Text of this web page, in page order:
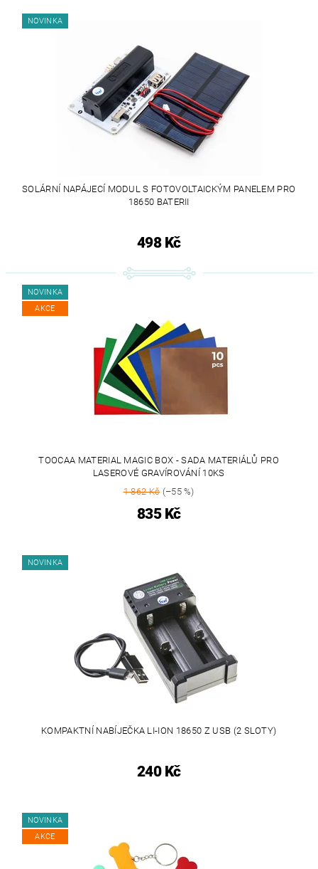
NOVINKA
SOLÁRNÍ NAPÁJECÍ MODUL S FOTOVOLTAICKÝM PANELEM PRO
18650 BATERII
498 Kč
NOVINKA
AKCE
TOOCAA MATERIAL MAGIC BOX - SADA MATERIÁLŮ PRO
LASEROVÉ GRAVÍROVÁNÍ 10KS
1 862 Kč(–55 %)
835 Kč
NOVINKA
KOMPAKTNÍ NABÍJEČKA LI-ION 18650 Z USB (2 SLOTY)
240 Kč
NOVINKA
AKCE